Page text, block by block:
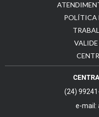
POLÍTICA
(24)
e-mail: